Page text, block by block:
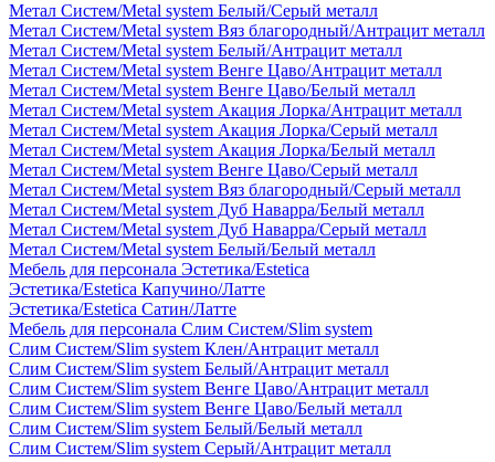
Метал Систем/Metal system Белый/Серый металл
Метал Систем/Metal system Вяз благородный/Антрацит металл
Метал Систем/Metal system Белый/Антрацит металл
Метал Систем/Metal system Венге Цаво/Антрацит металл
Метал Систем/Metal system Венге Цаво/Белый металл
Метал Систем/Metal system Акация Лорка/Антрацит металл
Метал Систем/Metal system Акация Лорка/Серый металл
Метал Систем/Metal system Акация Лорка/Белый металл
Метал Систем/Metal system Венге Цаво/Серый металл
Метал Систем/Metal system Вяз благородный/Серый металл
Метал Систем/Metal system Дуб Наварра/Белый металл
Метал Систем/Metal system Дуб Наварра/Серый металл
Метал Систем/Metal system Белый/Белый металл
Мебель для персонала Эстетика/Estetica
Эстетика/Estetica Капучино/Латте
Эстетика/Estetica Сатин/Латте
Мебель для персонала Слим Систем/Slim system
Слим Систем/Slim system Клен/Антрацит металл
Слим Систем/Slim system Белый/Антрацит металл
Слим Систем/Slim system Венге Цаво/Антрацит металл
Слим Систем/Slim system Венге Цаво/Белый металл
Слим Систем/Slim system Белый/Белый металл
Слим Систем/Slim system Серый/Антрацит металл